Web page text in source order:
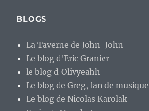
BLOGS
La Taverne de John-John
Le blog d'Eric Granier
le blog d'Olivyeahh
Le blog de Greg, fan de
Le blog de Nicolas Karolak